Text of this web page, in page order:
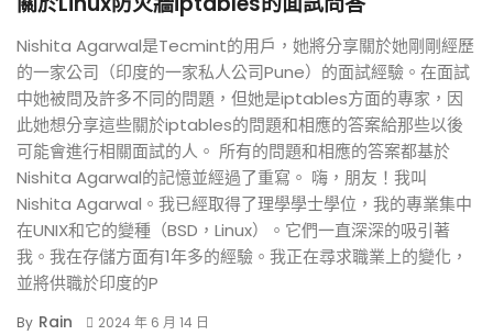
Nishita Agarwal是Tecmint的用戶，她將分享關於她剛剛經歷
的一家公司（印度的一家私人公司Pune）的面試經驗。在面試
中她被問及許多不同的問題，但她是iptables方面的專家，因
此她想分享這些關於iptables的問題和相應的答案給那些以後
可能會進行相關面試的人。 所有的問題和相應的答案都基於
Nishita Agarwal的記憶並經過了重寫。 嗨，朋友！我叫
Nishita Agarwal。我已經取得了理學學士學位，我的專業集中
在UNIX和它的變種（BSD，Linux）。它們一直深深的吸引著
我。我在存儲方面有1年多的經驗。我正在尋求職業上的變化，
並將供職於印度的P
By Rain 2024 年 6 月 14 日